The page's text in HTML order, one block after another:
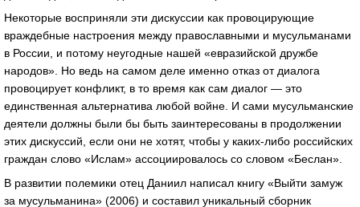
Некоторые восприняли эти дискуссии как провоцирующие
враждебные настроения между православными и мусульманами
в России, и потому неугодные нашей «евразийской дружбе
народов». Но ведь на самом деле именно отказ от диалога
провоцирует конфликт, в то время как сам диалог — это
единственная альтернатива любой войне. И сами мусульманские
деятели должны были бы быть заинтересованы в продолжении
этих дискуссий, если они не хотят, чтобы у каких-либо российских
граждан слово «Ислам» ассоциировалось со словом «Беслан».
В развитии полемики отец Даниил написал книгу «Выйти замуж
за мусульманина» (2006) и составил уникальный сборник